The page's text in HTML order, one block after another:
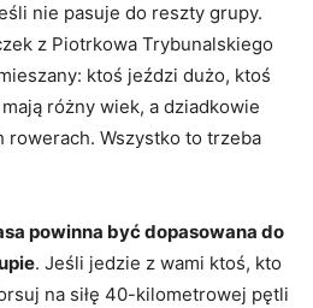
nie pasuje do reszty grupy.
z Piotrkowa Trybunalskiego
ktoś jeździ dużo, ktoś
różny wiek, a dziadkowie
rowerach. Wszystko to trzeba
powinna być dopasowana do
. Jeśli jedzie z wami ktoś, kto
na siłę 40-kilometrowej pętli